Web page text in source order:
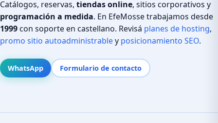
Catálogos, reservas, tiendas online, sitios corporativos y
programación a medida. En EfeMosse trabajamos desde
1999con soporte en castellano. Revisá planes de hosting,
promo sitio autoadministrabley posicionamiento SEO.
WhatsApp Formulario de contacto